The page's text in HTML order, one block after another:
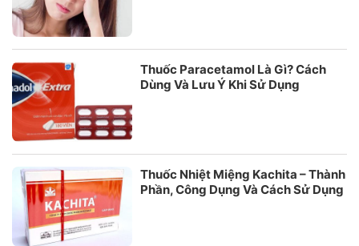
Thuốc Paracetamol Là Gì? Cách
Dùng Và Lưu Ý Khi Sử Dụng
Thuốc Nhiệt Miệng Kachita – Thành
Phần, Công Dụng Và Cách Sử Dụng